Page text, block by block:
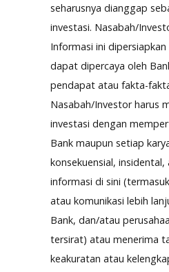
seharusnya dianggap
investasi. Nasabah/
Informasi ini
dapat dipercaya oleh
pendapat atau fakta-
Nasabah/Investor harus
investasi dengan
Bank maupun setiap
konsekuensial,
informasi di sini
atau komunikasi lebih
Bank, dan/atau
tersirat) atau menerima
keakuratan atau